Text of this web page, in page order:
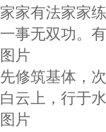
家家有法家家
一事无双功。
图片
先修筑基体，
白云上，行于
图片